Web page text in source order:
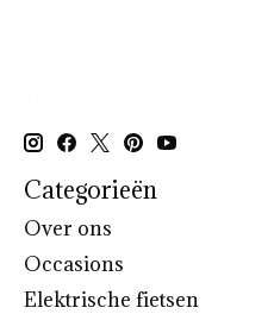
Categorieën
Over ons
Occasions
Elektrische fietsen